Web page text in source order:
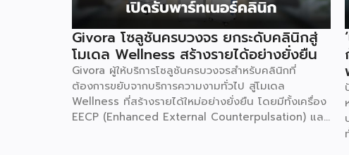
Givora โซลูชันครบวงจร ยกระดับคลินิกสู่
โมเดล Wellness สร้างรายได้อย่างยั่งยืน
Givora ผู้ให้บริการโซลูชันครบวงจรสำหรับคลินิกที่
ต้องการขยับจากบริการความงามทั่วไป สู่โมเดล
Wellness ที่สร้างรายได้ใหม่อย่างยั่งยืน โดยมีทั้งเครื่อง
EECP (Enhanced External Counterpulsation) และ